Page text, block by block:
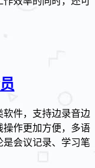
件，支持边录音边
操作更加方便，多语
会议记录、学习笔